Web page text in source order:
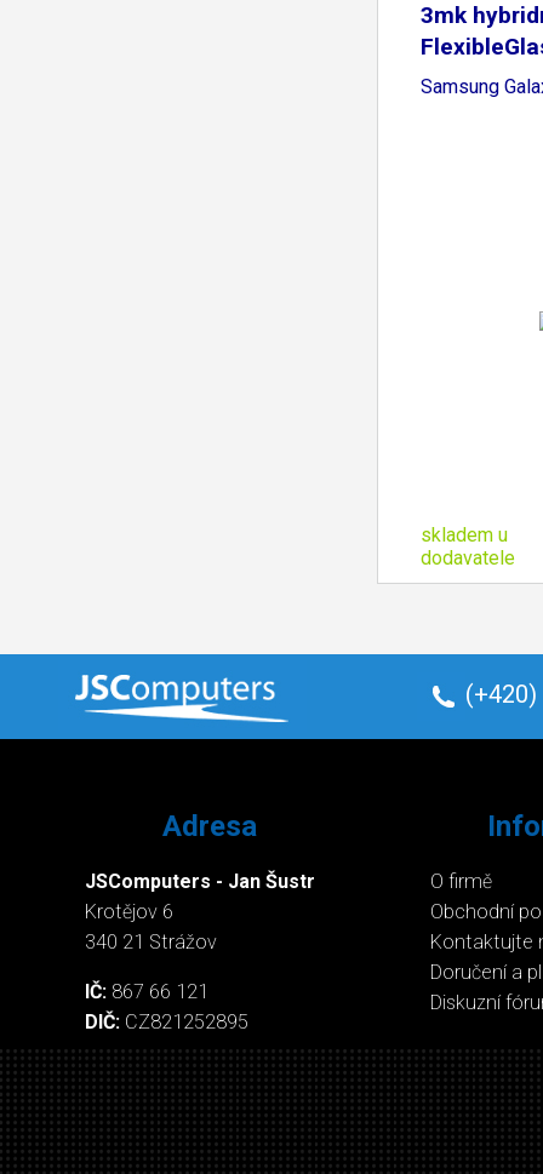
3mk
Samsung
skladem u
dodavatele
(+420)
Adresa
JSComputers - Jan Šustr
Krotějov 6
340 21 Strážov
IČ: 867 66 121
DIČ: CZ821252895
O firmě
Obchodní
Kontaktujte
Doručení a
Diskuzní